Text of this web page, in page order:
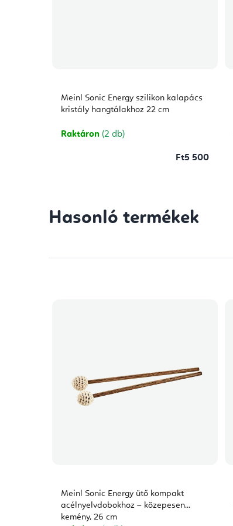
Meinl Sonic Energy szilikon kalapács
kristály hangtálakhoz 22 cm
Raktáron (2 db)
Ft5 500
Hasonló termékek
Meinl Sonic Energy ütő kompakt
acélnyelvdobokhoz – közepesen
kemény, 26 cm